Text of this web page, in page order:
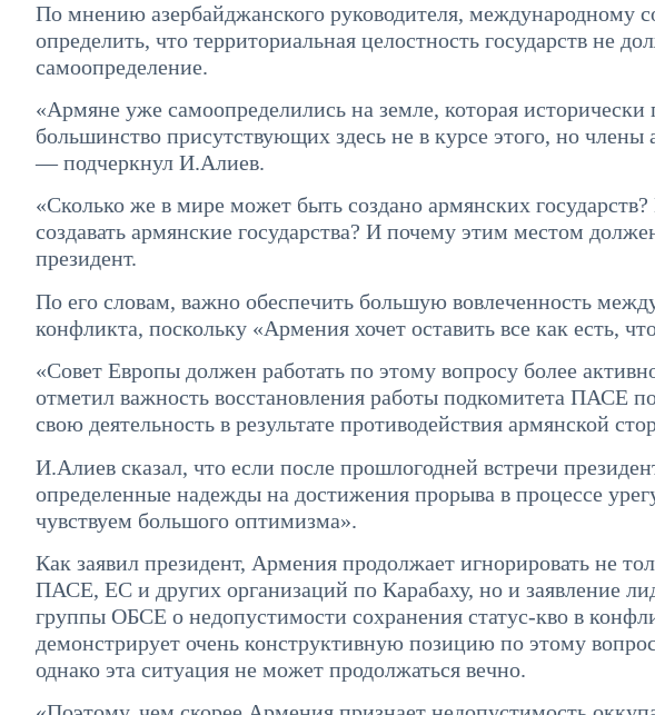
По мнению азербайджанского руководителя, международному
определить, что территориальная целостность государств не
самоопределение.
«Армяне уже самоопределились на земле, которая
большинство присутствующих здесь не в курсе этого, но
— подчеркнул И.Алиев.
«Сколько же в мире может быть создано армянских
создавать армянские государства? И почему этим местом
президент.
По его словам, важно обеспечить большую вовлеченность
конфликта, поскольку «Армения хочет оставить все как есть,
«Совет Европы должен работать по этому вопросу более
отметил важность восстановления работы подкомитета ПАСЕ
свою деятельность в результате противодействия армянской
И.Алиев сказал, что если после прошлогодней встречи
определенные надежды на достижения прорыва в процессе
чувствуем большого оптимизма».
Как заявил президент, Армения продолжает игнорировать не
ПАСЕ, ЕС и других организаций по Карабаху, но и заявление
группы ОБСЕ о недопустимости сохранения статус-кво в
демонстрирует очень конструктивную позицию по этому
однако эта ситуация не может продолжаться вечно.